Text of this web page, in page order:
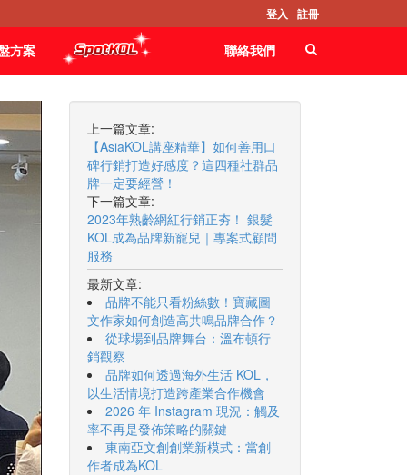
登入 註冊
方案 聯絡我們
上一篇文章:
【AsiaKOL講座精華】如何善用口
碑行銷打造好感度？這四種社群品
牌一定要經營！
下一篇文章:
2023年熟齡網紅行銷正夯！ 銀髮
KOL成為品牌新寵兒｜專案式顧問
服務
最新文章:
品牌不能只看粉絲數！寶藏圖
文作家如何創造高共鳴品牌合作？
從球場到品牌舞台：溫布頓行
銷觀察
品牌如何透過海外生活 KOL，
以生活情境打造跨產業合作機會
2026 年 Instagram 現況：觸及
率不再是發佈策略的關鍵
東南亞文創創業新模式：當創
作者成為KOL